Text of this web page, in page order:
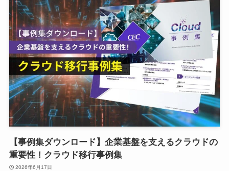
【事例集ダウンロード】企業基盤を支えるクラウドの
重要性！クラウド移行事例集
2026年6月17日